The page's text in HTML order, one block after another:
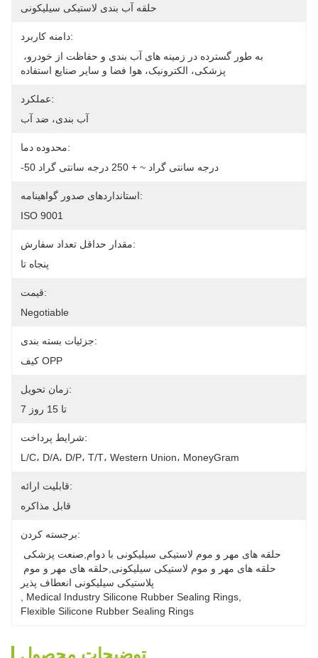
حلقه آب بندی لاستیکی سیلیکونی
دامنه کاربرد:
عملکرد:
آب بندی، ضد آب
محدوده دما:
-50 درجه سانتی گراد ~ + 250 درجه سانتی گراد
استانداردهای صدور گواهینامه:
ISO 9001
مقدار حداقل تعداد سفارش:
پنجاه تا
قیمت:
Negotiable
جزئیات بسته بندی:
کیف OPP
زمان تحویل:
7 تا 15 روز
شرایط پرداخت:
L/C، D/A، D/P، T/T، Western Union، MoneyGram
قابلیت ارائه:
قابل مذاکره
برجسته کردن:
پلاستیکی سیلیکونی انعطاف پذیر
Medical Industry Silicone Rubber Sealing Rings
Flexible Silicone Rubber Sealing Rings
توضیحات محصول